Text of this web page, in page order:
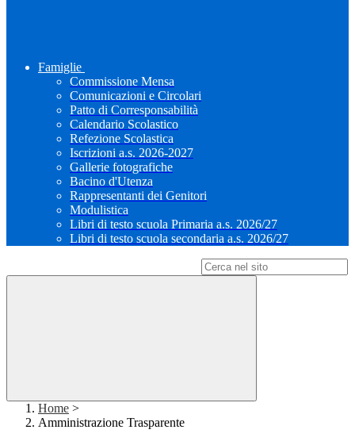
Famiglie
Commissione Mensa
Comunicazioni e Circolari
Patto di Corresponsabilità
Calendario Scolastico
Refezione Scolastica
Iscrizioni a.s. 2026-2027
Gallerie fotografiche
Bacino d'Utenza
Rappresentanti dei Genitori
Modulistica
Libri di testo scuola Primaria a.s. 2026/27
Libri di testo scuola secondaria a.s. 2026/27
Home >
Amministrazione Trasparente